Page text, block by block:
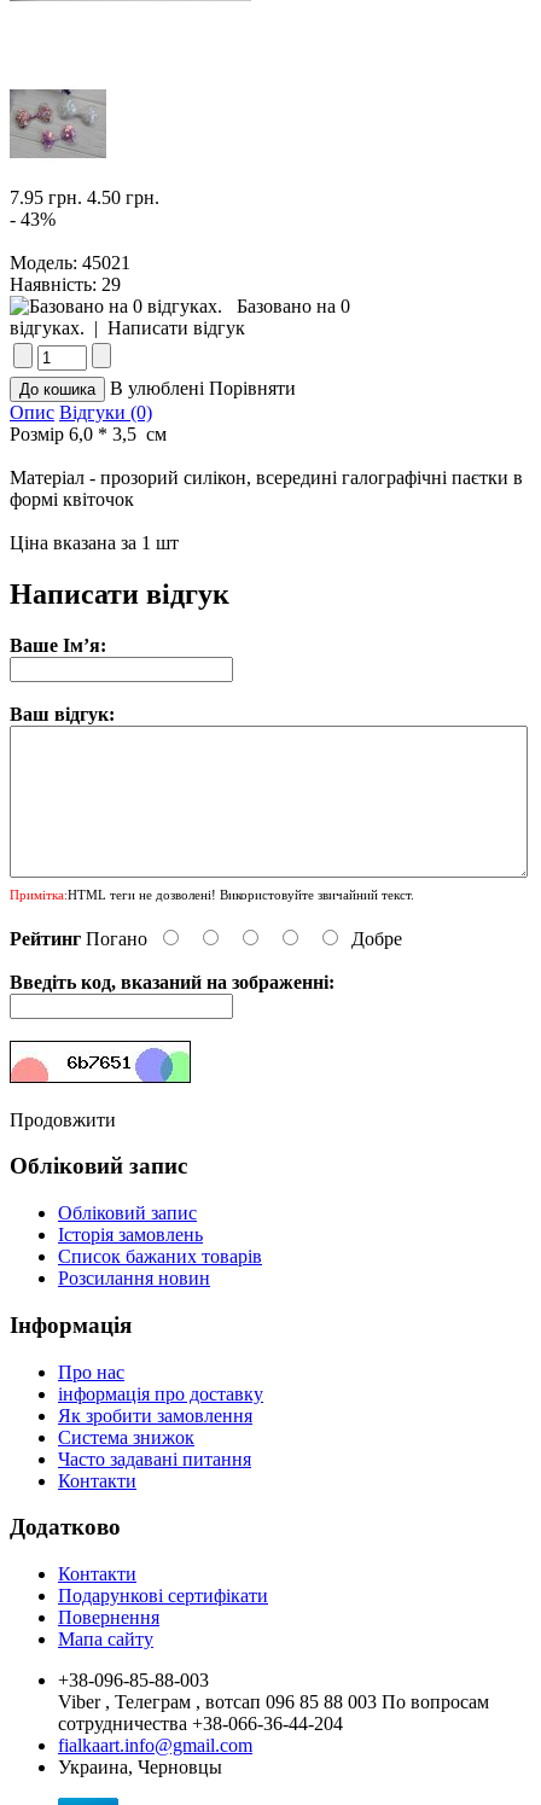
7.95 грн. 4.50 грн.
- 43%
Модель: 45021
Наявність: 29
Базовано на 0
відгуках. | Написати відгук
В улюблені Порівняти
Опис Відгуки (0)
Розмір 6,0 * 3,5 см
Матеріал - прозорий силікон, всередині галографічні паєтки в
формі квіточок
Ціна вказана за 1 шт
Написати відгук
Ваше Ім’я:
Ваш відгук:
Примітка:HTML теги не дозволені! Використовуйте звичайний текст.
Рейтинг Погано Добре
Введіть код, вказаний на зображенні:
Продовжити
Обліковий запис
Обліковий запис
Історія замовлень
Список бажаних товарів
Розсилання новин
Інформація
Про нас
інформація про доставку
Як зробити замовлення
Система знижок
Часто задавані питання
Контакти
Додатково
Контакти
Подарункові сертифікати
Повернення
Мапа сайту
+38-096-85-88-003
Viber , Телеграм , вотсап 096 85 88 003 По вопросам
сотрудничества +38-066-36-44-204
fialkaart.info@gmail.com
Украина, Черновцы